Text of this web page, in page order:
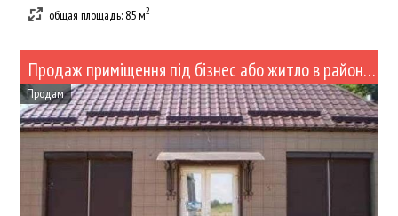
общая площадь: 85 м2
Продаж приміщення під бізнес або житло в районі Автовокзалу (№374-26)
Продам